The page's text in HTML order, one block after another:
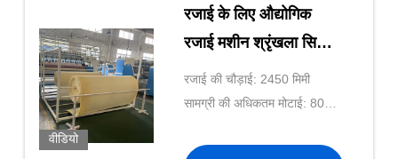
वीडियो
रजाई के लिए औद्योगिक
रजाई मशीन श्रृंखला सिलाई
WV8 1000rpmरजाई की चौड़ाई: 2450 मिमी
सामग्री की अधिकतम मोटाई: 80